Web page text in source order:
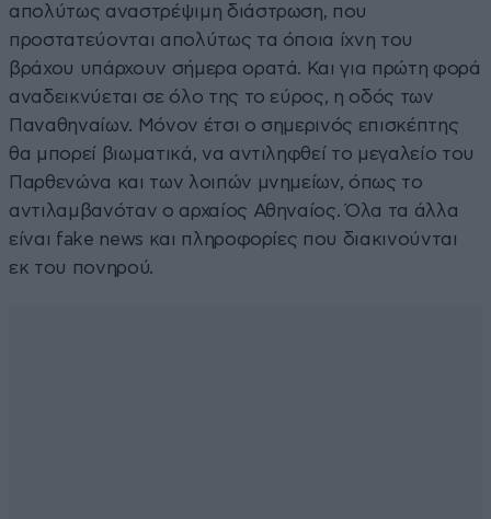
απολύτως αναστρέψιμη διάστρωση, που
προστατεύονται απολύτως τα όποια ίχνη του
βράχου υπάρχουν σήμερα ορατά. Και για πρώτη φορά
αναδεικνύεται σε όλο της το εύρος, η οδός των
Παναθηναίων. Μόνον έτσι ο σημερινός επισκέπτης
θα μπορεί βιωματικά, να αντιληφθεί το μεγαλείο του
Παρθενώνα και των λοιπών μνημείων, όπως το
αντιλαμβανόταν ο αρχαίος Αθηναίος. Όλα τα άλλα
είναι fake news και πληροφορίες που διακινούνται
εκ του πονηρού.